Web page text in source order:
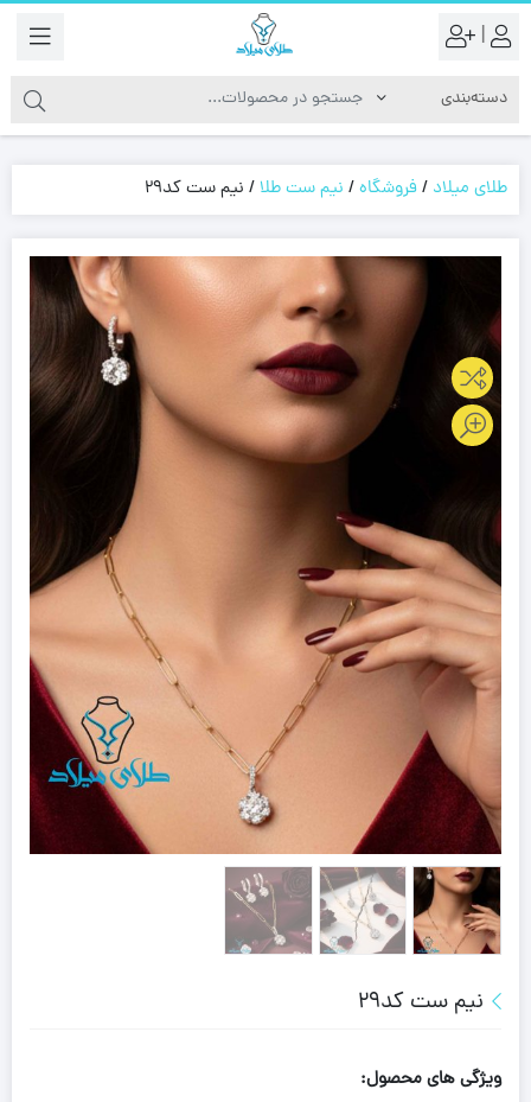
|
طلای میلاد /فروشگاه/ نیم ست طلا/ نیم ست کد29
نیم ست کد29
ویژگی های محصول: